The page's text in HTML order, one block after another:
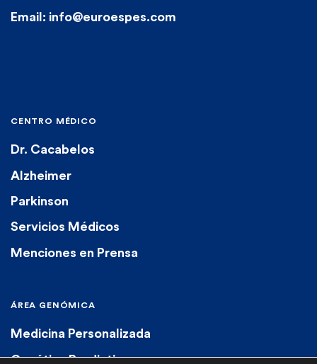
Email: info@euroespes.com
CENTRO MÉDICO
Dr. Cacabelos
Alzheimer
Parkinson
Servicios Médicos
Menciones en Prensa
ÁREA GENÓMICA
Medicina Personalizada
Genética Predictiva